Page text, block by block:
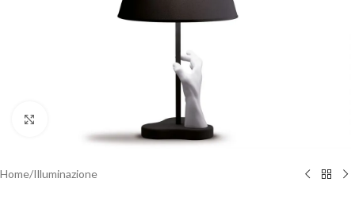
Home/Illuminazione